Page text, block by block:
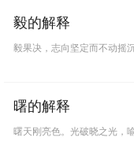
毅的解释
毅果决，志向坚定而不动摇
曙的解释
曙天刚亮色。光破晓之光，